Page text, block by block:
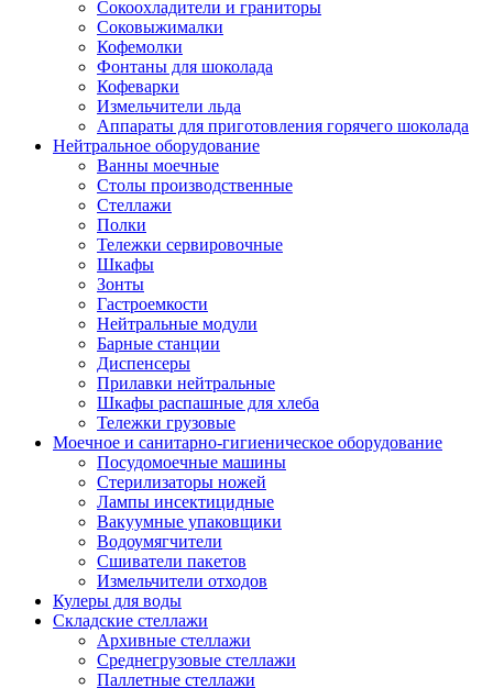
Сокоохладители и граниторы
Соковыжималки
Кофемолки
Фонтаны для шоколада
Кофеварки
Измельчители льда
Аппараты для приготовления горячего шоколада
Нейтральное оборудование
Ванны моечные
Столы производственные
Стеллажи
Полки
Тележки сервировочные
Шкафы
Зонты
Гастроемкости
Нейтральные модули
Барные станции
Диспенсеры
Прилавки нейтральные
Шкафы распашные для хлеба
Тележки грузовые
Моечное и санитарно-гигиеническое оборудование
Посудомоечные машины
Стерилизаторы ножей
Лампы инсектицидные
Вакуумные упаковщики
Водоумягчители
Сшиватели пакетов
Измельчители отходов
Кулеры для воды
Складские стеллажи
Архивные стеллажи
Среднегрузовые стеллажи
Паллетные стеллажи